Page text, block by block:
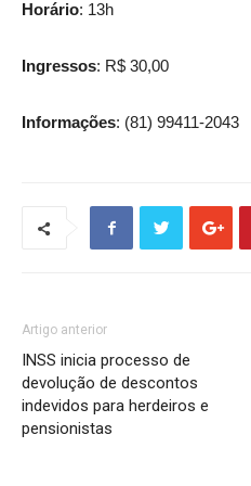
Horário: 13h
Ingressos: R$ 30,00
Informações: (81) 99411-2043
Artigo anterior
INSS inicia processo de
devolução de descontos
indevidos para herdeiros e
pensionistas